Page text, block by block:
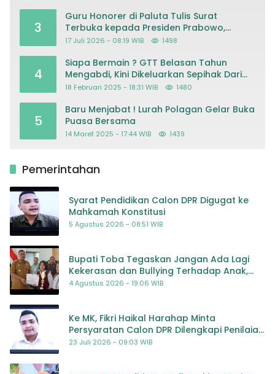
3
Guru Honorer di Paluta Tulis Surat
Terbuka kepada Presiden Prabowo,
Mohon Keadilan atas Dugaan
17 Juli 2026 - 08:19 WIB 1498
4
Siapa Bermain ? GTT Belasan Tahun
Mengabdi, Kini Dikeluarkan Sepihak Dari
Dapodik
18 Februari 2025 - 18:31 WIB 1480
5
Baru Menjabat ! Lurah Polagan Gelar Buka
Puasa Bersama
14 Maret 2025 - 17:44 WIB 1439
Pemerintahan
Syarat Pendidikan Calon DPR Digugat ke
Mahkamah Konstitusi
5 Agustus 2026 - 08:51 WIB
Bupati Toba Tegaskan Jangan Ada Lagi
Kekerasan dan Bullying Terhadap Anak,
Dorong Kolaborasi Seluruh Pihak
4 Agustus 2026 - 19:06 WIB
Ke MK, Fikri Haikal Harahap Minta
Persyaratan Calon DPR Dilengkapi Penilaian
Kompetensi
23 Juli 2026 - 09:03 WIB